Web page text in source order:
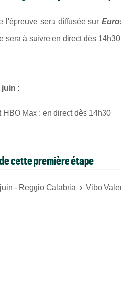
l'épreuve sera diffusée sur
sera à suivre en direct dès
juin :
Max : en direct dès 14h30
cette première étape
- Reggio Calabria › Vibo